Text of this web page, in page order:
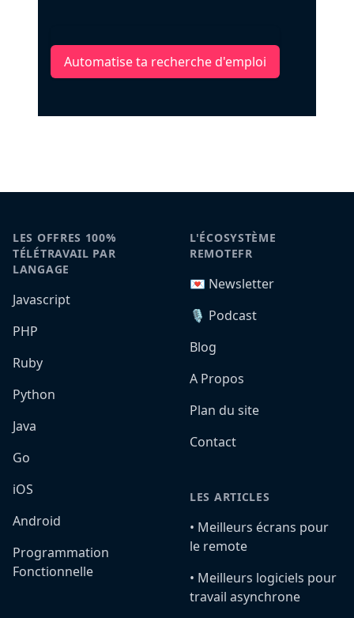
Automatise ta recherche d'emploi
LES OFFRES 100%
TÉLÉTRAVAIL PAR
LANGAGE
Javascript
PHP
Ruby
Python
Java
Go
iOS
Android
Programmation
Fonctionnelle
L'ÉCOSYSTÈME
REMOTEFR
💌 Newsletter
🎙️ Podcast
Blog
A Propos
Plan du site
Contact
LES ARTICLES
•️ Meilleurs écrans pour
le remote
•️ Meilleurs logiciels pour
travail asynchrone